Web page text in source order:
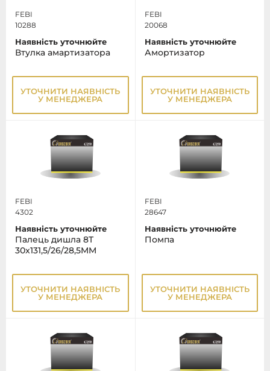
FEBI
10288
Наявність уточнюйте
Втулка амартизатора
УТОЧНИТИ НАЯВНІСТЬ
У МЕНЕДЖЕРА
FEBI
20068
Наявність уточнюйте
Амортизатор
УТОЧНИТИ НАЯВНІСТЬ
У МЕНЕДЖЕРА
FEBI
4302
Наявність уточнюйте
Палець дишла 8T
30x131,5/26/28,5MM
УТОЧНИТИ НАЯВНІСТЬ
У МЕНЕДЖЕРА
FEBI
28647
Наявність уточнюйте
Помпа
УТОЧНИТИ НАЯВНІСТЬ
У МЕНЕДЖЕРА